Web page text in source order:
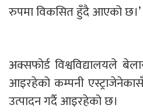
रुपमा विकसित हुँदै आएको छ।’
अक्सफोर्ड विश्वविद्यालयले
आइरहेको कम्पनी
उत्पादन गर्दै आइरहेको छ।